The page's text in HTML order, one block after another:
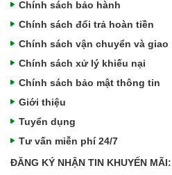
Chính sách bảo hành
Chính sách đổi trả hoàn tiền
Chính sách vận chuyển và giao
Chính sách xử lý khiếu nại
Chính sách bảo mật thông tin
Giới thiệu
Tuyển dụng
Tư vấn miễn phí 24/7
ĐĂNG KÝ NHẬN TIN KHUYẾN MÃI: